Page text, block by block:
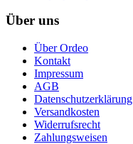
Über uns
Über Ordeo
Kontakt
Impressum
AGB
Datenschutzerklärung
Versandkosten
Widerrufsrecht
Zahlungsweisen